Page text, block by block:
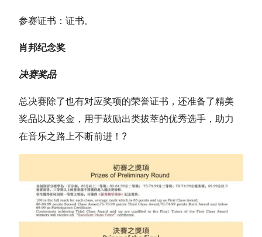
参赛证书：证书。
肖邦纪念奖
决赛奖品
总决赛除了也有对应奖项的荣誉证书，还准备了精美
奖品以及奖金，用于鼓励出类拔萃的优秀选手，助力
在音乐之路上不断前进！?